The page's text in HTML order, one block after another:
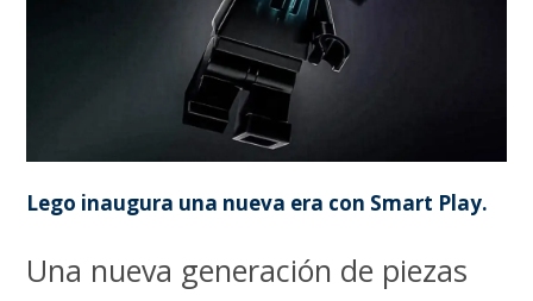
Lego inaugura una nueva era con Smart Play.
Una nueva generación de piezas